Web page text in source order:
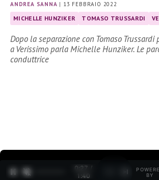
ANDREA SANNA | 13 FEBBRAIO 2022
MICHELLE HUNZIKER TOMASO TRUSSARDI
Dopo la separazione con Tomaso
a Verissimo parla Michelle Hunziker. Le
conduttrice
0:27 /
1:40
BY